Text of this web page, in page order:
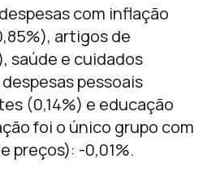
com inflação
artigos de
saúde e cuidados
pessoais
(0,14%) e educação
foi o único grupo com
preços): -0,01%.